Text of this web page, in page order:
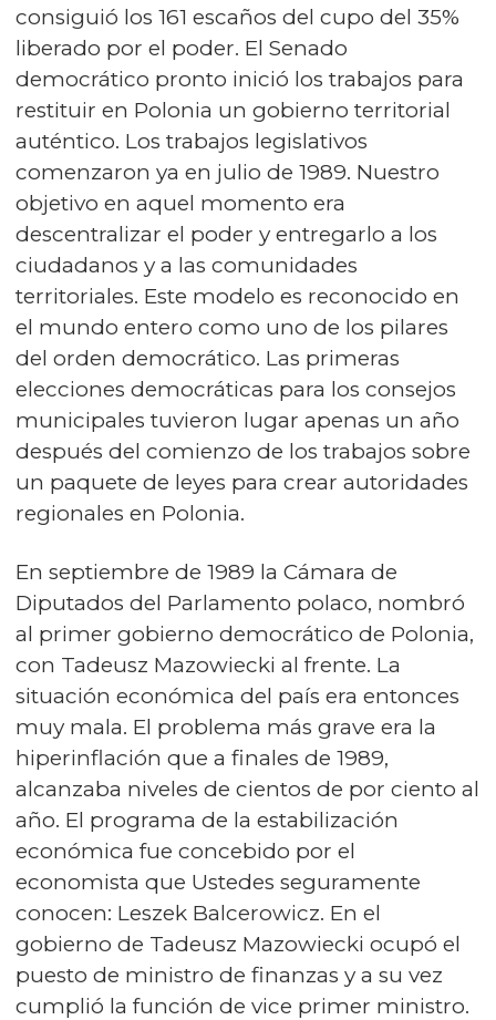
consiguió los 161 escaños del cupo del 35%
liberado por el poder. El Senado
democrático pronto inició los trabajos para
restituir en Polonia un gobierno territorial
auténtico. Los trabajos legislativos
comenzaron ya en julio de 1989. Nuestro
objetivo en aquel momento era
descentralizar el poder y entregarlo a los
ciudadanos y a las comunidades
territoriales. Este modelo es reconocido en
el mundo entero como uno de los pilares
del orden democrático. Las primeras
elecciones democráticas para los consejos
municipales tuvieron lugar apenas un año
después del comienzo de los trabajos sobre
un paquete de leyes para crear autoridades
regionales en Polonia.
En septiembre de 1989 la Cámara de
Diputados del Parlamento polaco, nombró
al primer gobierno democrático de Polonia,
con Tadeusz Mazowiecki al frente. La
situación económica del país era entonces
muy mala. El problema más grave era la
hiperinflación que a finales de 1989,
alcanzaba niveles de cientos de por ciento al
año. El programa de la estabilización
económica fue concebido por el
economista que Ustedes seguramente
conocen: Leszek Balcerowicz. En el
gobierno de Tadeusz Mazowiecki ocupó el
puesto de ministro de finanzas y a su vez
cumplió la función de vice primer ministro.